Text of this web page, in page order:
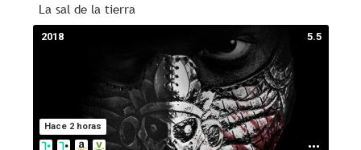
La sal de la tierra
5.5
Hace 2 horas
2018